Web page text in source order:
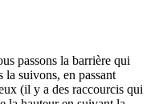
passons la barrière qui
suivons, en passant
(il y a des raccourcis qui